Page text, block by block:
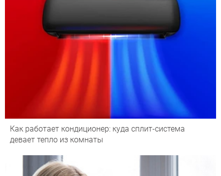
Как работает кондиционер: куда сплит-система
девает тепло из комнаты